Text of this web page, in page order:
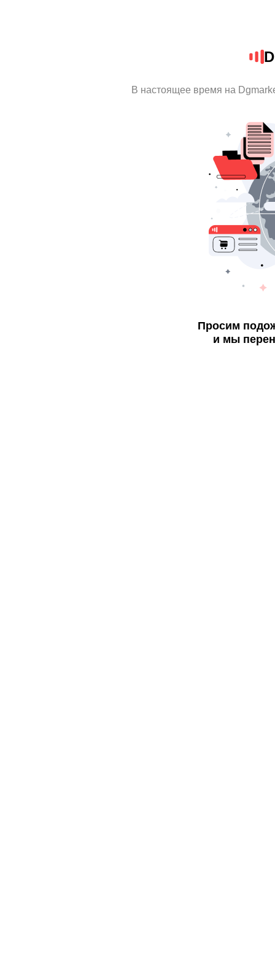
В настоящее время на
Просим
и мы